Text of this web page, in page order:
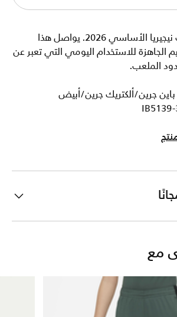
تقدم نايكي تيشيرت نيجيريا الأساسي 2026. يواصل هذا
الجاهزة للاستخدام اليومي التي تعبر عن
الملعب.
جرين/ألكتريك جرين/أبيض
مع